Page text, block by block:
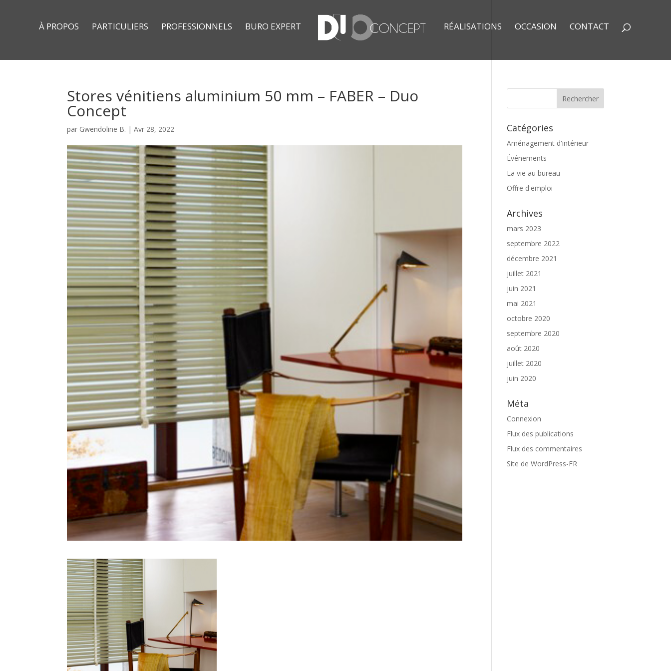
À PROPOS PARTICULIERS PROFESSIONNELS BURO EXPERT RÉALISATIONS OCCASION CONTACT
Stores vénitiens aluminium 50 mm – FABER – Duo
Concept
par Gwendoline B. |Avr 28, 2022 Catégories
Aménagement d'intérieur
Événements
La vie au bureau
Offre d'emploi
Archives
mars 2023
septembre 2022
décembre 2021
juillet 2021
juin 2021
mai 2021
octobre 2020
septembre 2020
août 2020
juillet 2020
juin 2020
Méta
Connexion
Flux des publications
Flux des commentaires
Site de WordPress-FR